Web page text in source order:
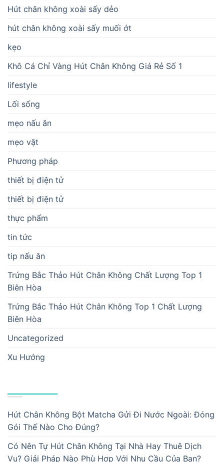
Hút chân không xoài sấy dẻo
hút chân không xoài sấy muối ớt
kẹo
Khô Cá Chỉ Vàng Hút Chân Không Giá Rẻ Số 1
lifestyle
Lối sống
mẹo nấu ăn
mẹo vặt
Phương pháp
thiết bị điện tử
thiết bị điện tử
thực phẩm
tin tức
tip nấu ăn
Trứng Bắc Thảo Hút Chân Không Chất Lượng Top 1
Biên Hòa
Trứng Bắc Thảo Hút Chân Không Top 1 Chất Lượng
Biên Hòa
Uncategorized
Xu Hướng
Hút Chân Không Bột Matcha Gửi Đi Nước Ngoài: Đóng
Gói Thế Nào Cho Đúng?
Có Nên Tự Hút Chân Không Tại Nhà Hay Thuê Dịch
Vụ? Giải Pháp Nào Phù Hợp Với Nhu Cầu Của Bạn?